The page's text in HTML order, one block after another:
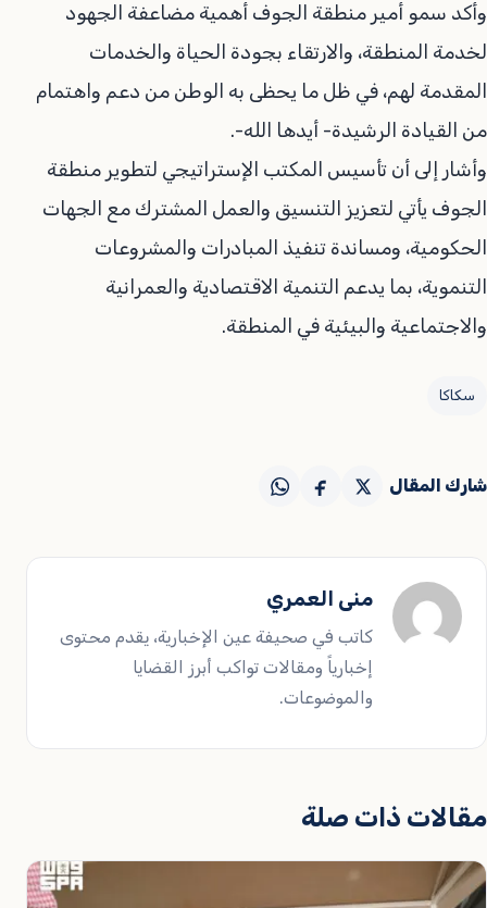
وأكد سمو أمير منطقة الجوف أهمية مضاعفة الجهود
لخدمة المنطقة، والارتقاء بجودة الحياة والخدمات
المقدمة لهم، في ظل ما يحظى به الوطن من دعم واهتمام
من القيادة الرشيدة- أيدها الله-.
وأشار إلى أن تأسيس المكتب الإستراتيجي لتطوير منطقة
الجوف يأتي لتعزيز التنسيق والعمل المشترك مع الجهات
الحكومية، ومساندة تنفيذ المبادرات والمشروعات
التنموية، بما يدعم التنمية الاقتصادية والعمرانية
والاجتماعية والبيئية في المنطقة.
سكاكا
شارك المقال
منى العمري
كاتب في صحيفة عين الإخبارية، يقدم محتوى
إخبارياً ومقالات تواكب أبرز القضايا
والموضوعات.
مقالات ذات صلة